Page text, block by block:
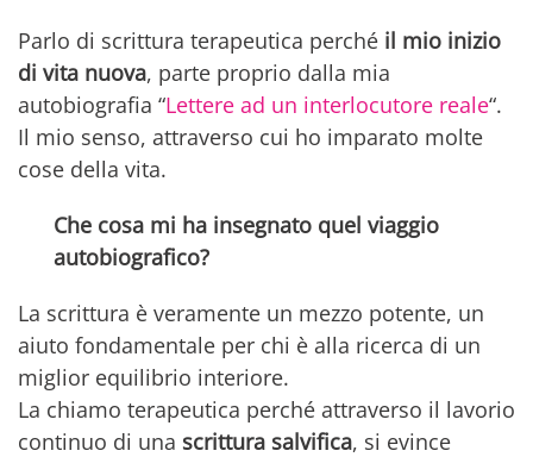
Parlo di scrittura terapeutica perché il mio inizio
di vita nuova, parte proprio dalla mia
autobiografia “Lettere ad un interlocutore reale“.
Il mio senso, attraverso cui ho imparato molte
cose della vita.
Che cosa mi ha insegnato quel viaggio
autobiografico?
La scrittura è veramente un mezzo potente, un
aiuto fondamentale per chi è alla ricerca di un
miglior equilibrio interiore.
La chiamo terapeutica perché attraverso il lavorio
continuo di una scrittura salvifica, si evince